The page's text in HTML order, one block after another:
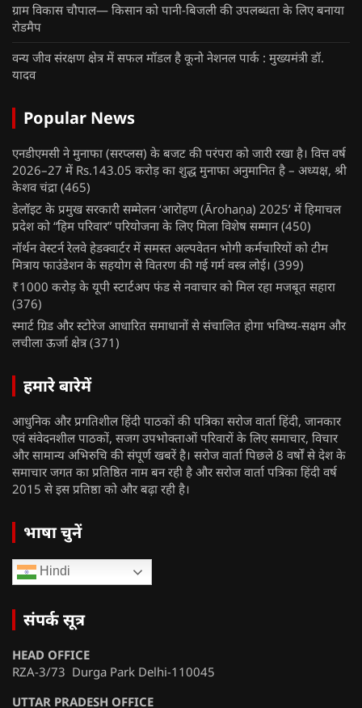
ग्राम विकास चौपाल— किसान को पानी-बिजली की उपलब्धता के लिए बनाया
रोडमैप
वन्य जीव संरक्षण क्षेत्र में सफल मॉडल है कूनो नेशनल पार्क : मुख्यमंत्री डॉ.
यादव
Popular News
एनडीएमसी ने मुनाफा (सरप्लस) के बजट की परंपरा को जारी रखा है। वित्त वर्ष
2026–27 में Rs.143.05 करोड़ का शुद्ध मुनाफा अनुमानित है – अध्यक्ष, श्री
केशव चंद्रा (465)
डेलॉइट के प्रमुख सरकारी सम्मेलन ‘आरोहण (Ārohaṇa) 2025’ में हिमाचल
प्रदेश को “हिम परिवार” परियोजना के लिए मिला विशेष सम्मान (450)
नॉर्थन वेस्टर्न रेलवे हेडक्वार्टर में समस्त अल्पवेतन भोगी कर्मचारियों को टीम
मित्राय फाउंडेशन के सहयोग से वितरण की गई गर्म वस्त्र लोई। (399)
₹1000 करोड़ के यूपी स्टार्टअप फंड से नवाचार को मिल रहा मजबूत सहारा
(376)
स्मार्ट ग्रिड और स्टोरेज आधारित समाधानों से संचालित होगा भविष्य-सक्षम और
लचीला ऊर्जा क्षेत्र (371)
हमारे बारेमें
आधुनिक और प्रगतिशील हिंदी पाठकों की पत्रिका सरोज वार्ता हिंदी, जानकार
एवं संवेदनशील पाठकों, सजग उपभोक्ताओं परिवारों के लिए समाचार, विचार
और सामान्य अभिरुचि की संपूर्ण खबरें है। सरोज वार्ता पिछले 8 वर्षों से देश के
समाचार जगत का प्रतिष्ठित नाम बन रही है और सरोज वार्ता पत्रिका हिंदी वर्ष
2015 से इस प्रतिष्ठा को और बढ़ा रही है।
भाषा चुनें
Hindi
संपर्क सूत्र
HEAD OFFICE
RZA-3/73 Durga Park Delhi-110045
UTTAR PRADESH OFFICE